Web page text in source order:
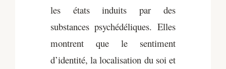
les états induits par des
substances psychédéliques. Elles
montrent que le sentiment
d’identité, la localisation du soi et